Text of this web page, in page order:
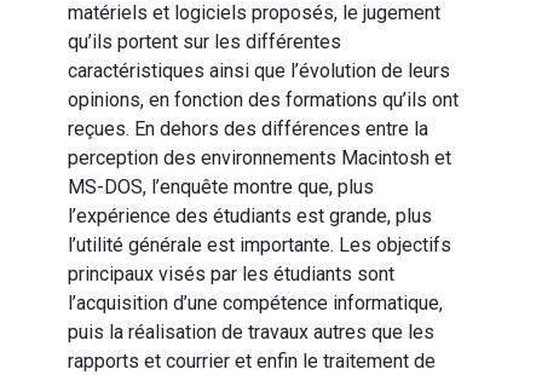
matériels et logiciels proposés, le jugement
qu’ils portent sur les différentes
caractéristiques ainsi que l’évolution de leurs
opinions, en fonction des formations qu’ils ont
reçues. En dehors des différences entre la
perception des environnements Macintosh et
MS-DOS, l’enquête montre que, plus
l’expérience des étudiants est grande, plus
l’utilité générale est importante. Les objectifs
principaux visés par les étudiants sont
l’acquisition d’une compétence informatique,
puis la réalisation de travaux autres que les
rapports et courrier et enfin le traitement de